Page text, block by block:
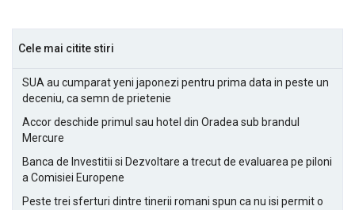
Cele mai citite stiri
SUA au cumparat yeni japonezi pentru prima data in peste un
deceniu, ca semn de prietenie
Accor deschide primul sau hotel din Oradea sub brandul
Mercure
Banca de Investitii si Dezvoltare a trecut de evaluarea pe piloni
a Comisiei Europene
Peste trei sferturi dintre tinerii romani spun ca nu isi permit o